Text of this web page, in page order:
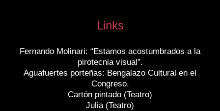
Links
Fernando Molinari: “Estamos acostumbrados a la
pirotecnia visual”.
Aguafuertes porteñas: Bengalazo Cultural en el
Congreso.
Cartón pintado (Teatro)
Julia (Teatro)